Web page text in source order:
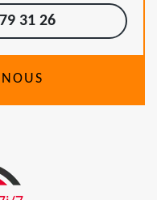
31 26